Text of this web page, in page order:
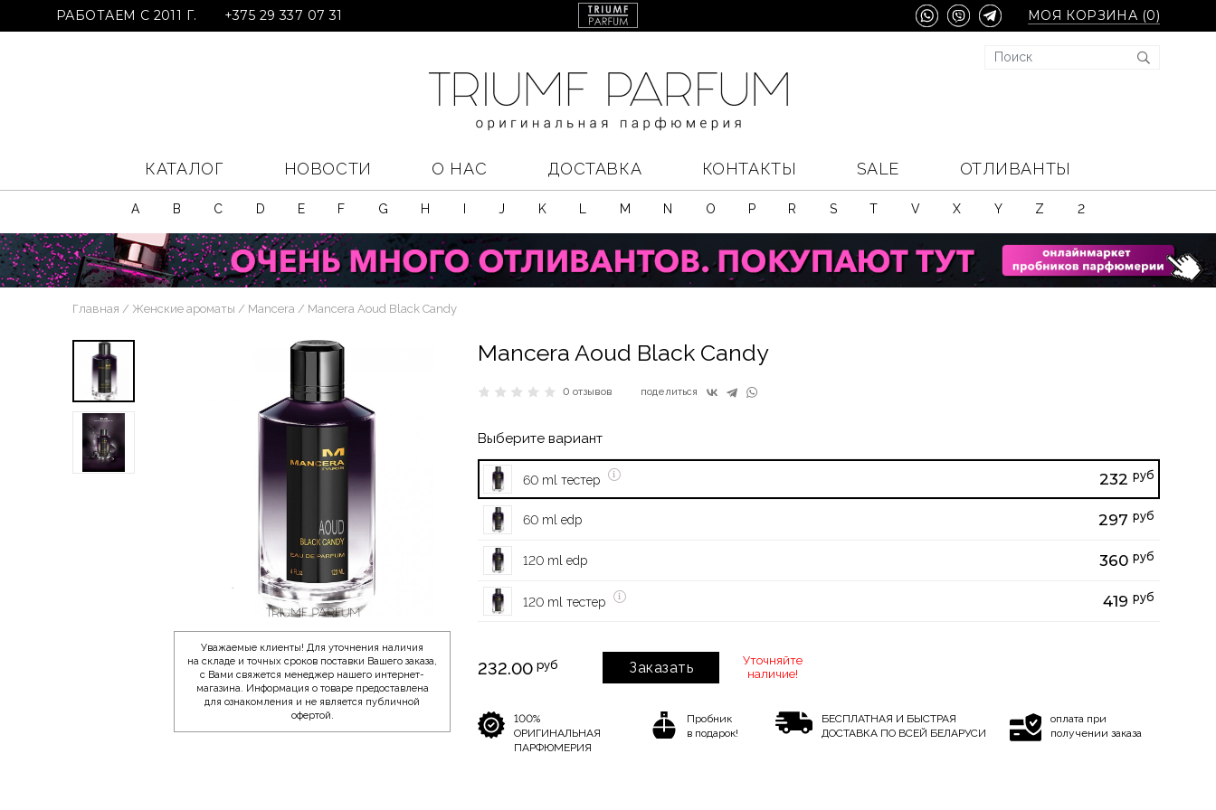
РАБОТАЕМ С 2011 Г. +375 29 337 07 31 МОЯ КОРЗИНА (0)
КАТАЛОГ НОВОСТИ О НАС ДОСТАВКА КОНТАКТЫ SALE ОТЛИВАНТЫ
A B C D E F G H J K M N O P R S T V X Y Z 2
Главная Женские ароматы Mancera Mancera Aoud Black Candy
Уважаемые клиенты! Для уточнения наличия
на складе и точных сроков поставки Вашего заказа,
с Вами свяжется менеджер нашего интернет-
магазина. Информация о товаре предоставлена
для ознакомления и не является публичной
офертой.
Mancera Aoud Black Candy
0 отзывов поделиться
Выберите вариант
60 ml тестер 232 руб
60 ml edp 297 руб
120 ml edp 360 руб
120 ml тестер 419 руб
232.00 руб Заказать
Уточняйте
наличие!
100%
ОРИГИНАЛЬНАЯ
ПАРФЮМЕРИЯ
Пробник
в подарок!
БЕСПЛАТНАЯ И БЫСТРАЯ
ДОСТАВКА ПО ВСЕЙ БЕЛАРУСИ
оплата при
получении заказа